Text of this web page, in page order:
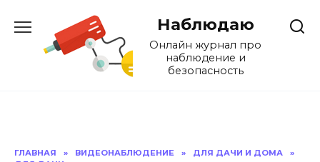
содержанию
Наблюдаю
Онлайн журнал про
наблюдение и
безопасность
ГЛАВНАЯ » ВИДЕОНАБЛЮДЕНИЕ » ДЛЯ ДАЧИ И ДОМА
»